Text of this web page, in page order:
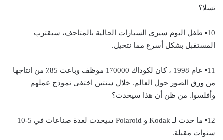
تسلا؟
10▪︎ طفل اليوم سيرى السيارات الحالية بالمتاحف، سيقترب
المستقبل بشكل أسرع مما نتخيل.
11▪︎ عام 1998 ، كان لكوداك 170000 موظف وباعت 85٪ من انتاجها
من ورق الصور حول العالم. خلال سنتين اختفى نموذج عملهم
وأفلسوا. من ظن أن هذا سيحدث؟
12▪︎ ما حدث لـ Kodak و Polaroid سيحدث لعدة صناعات في 5-10
سنوات مقبلة.